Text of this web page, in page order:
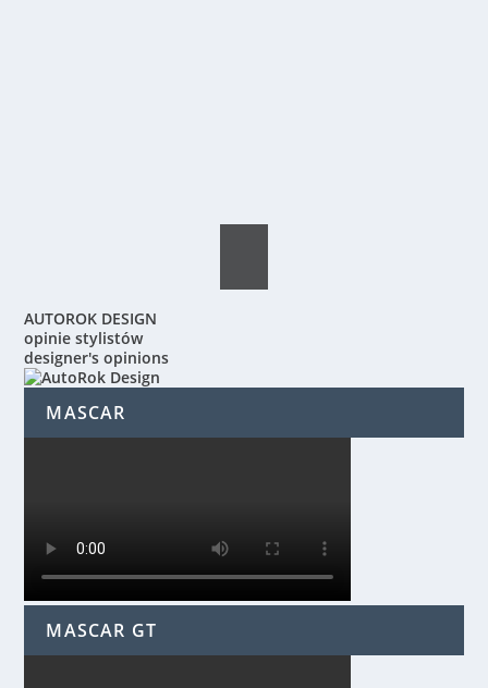
AUTOROK DESIGN
opinie stylistów
designer's opinions
MASCAR
MASCAR GT